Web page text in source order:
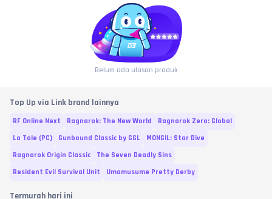
Belum ada ulasan produk
Top Up via Link brand lainnya
RF Online Next Ragnarok: The New World
Ragnarok Zero: Global
La Tale (PC)
Gunbound Classic by GGL
MONGIL: Star Dive
Ragnarok Origin Classic
The Seven Deadly Sins
Resident Evil Survival Unit
Umamusume Pretty Derby
Termurah hari ini